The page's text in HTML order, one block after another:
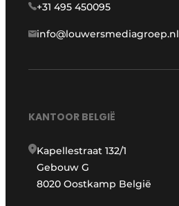
+31 495 450095
info@louwersmediagroep.nl
KANTOOR BELGIË
Kapellestraat 132/1
Gebouw G
8020 Oostkamp België